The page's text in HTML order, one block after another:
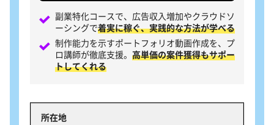
副業特化コースで、広告収入増加やクラウドソ
ーシングで着実に稼ぐ、実践的な方法が学べる
制作能力を示すポートフォリオ動画作成を、プ
ロ講師が徹底支援。 高単価の案件獲得もサポー
トしてくれる
所在地